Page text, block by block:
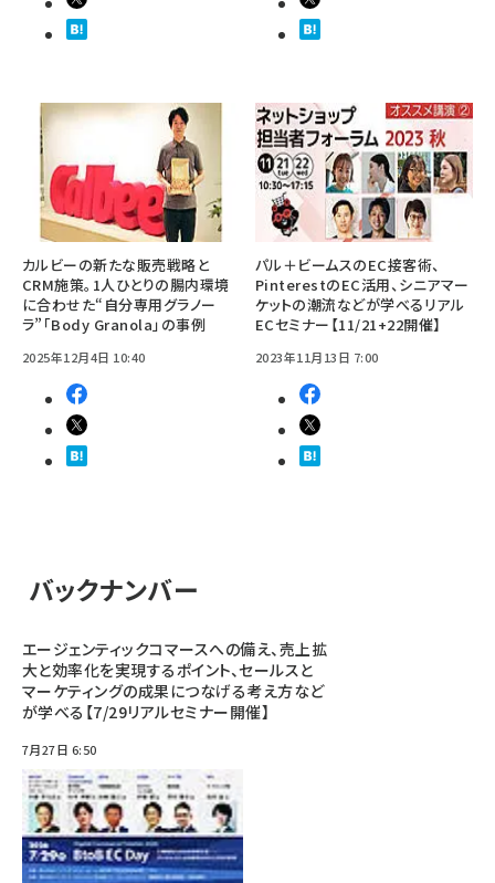
カルビーの新たな販売戦略と
CRM施策。1人ひとりの腸内環境
に合わせた“自分専用グラノー
ラ”「Body Granola」の事例
2025年12月4日 10:40
パル＋ビームスのEC接客術、
PinterestのEC活用、シニアマー
ケットの潮流などが学べるリアル
ECセミナー【11/21+22開催】
2023年11月13日 7:00
バックナンバー
エージェンティックコマースへの備え、売上拡
大と効率化を実現するポイント、セールスと
マーケティングの成果につなげる考え方など
が学べる【7/29リアルセミナー開催】
7月27日 6:50